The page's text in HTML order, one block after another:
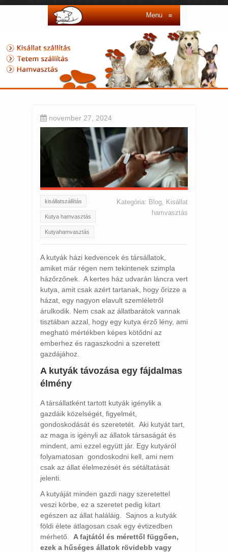
Menu≡
november 27, 2024
kisállatszállítás
Kutya hamvasztás
Kutyahamvasztás
Kategória: Blog Kisállat
hamvasztás
A kutyák házi kedvencek és társállatok,
amiket már régen nem tekintenek szimpla
házőrzőnek. A kertes ház udvarán láncra vert
kutya, amit csak azért tartanak, hogy őrizze a
házat, egy nagyon elavult szemléletről
árulkodik. Nem csak az állatbarátok vannak
tisztában azzal, hogy egy kutya érző lény, ami
megható mértékben képes kötődni az
emberhez és ragaszkodni a szeretett
gazdájához.
A kutyák távozása egy fájdalmas
élmény
A társállatként tartott kutyák igénylik a
gazdáik közelségét, figyelmét,
gondoskodását és szeretetét. Aki kutyát tart,
az maga is igényli az állatok társaságát és
mindent, ami ezzel együtt jár. Egy kutyáról
folyamatosan gondoskodni kell, ami nem
csak az állat élelmezését és sétáltatását
jelenti.
A kutyáját minden gazdi nagy szeretettel
veszi körbe, ez a szeretet pedig kitart
egészen az állat haláláig. Sajnos a kutyák
földi élete átlagosan csak egy évtizedben
mérhető. A fajtától és mérettől függően,
ezek a hűséges állatok rövidebb vagy